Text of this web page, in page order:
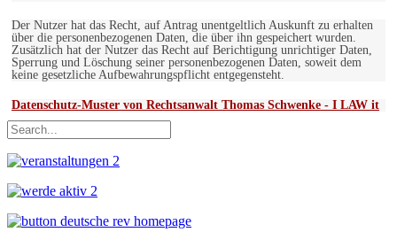
Der Nutzer hat das Recht, auf Antrag unentgeltlich Auskunft zu erhalten
über die personenbezogenen Daten, die über ihn gespeichert wurden.
Zusätzlich hat der Nutzer das Recht auf Berichtigung unrichtiger Daten,
Sperrung und Löschung seiner personenbezogenen Daten, soweit dem
keine gesetzliche Aufbewahrungspflicht entgegensteht.
Datenschutz-Muster von Rechtsanwalt Thomas Schwenke - I LAW it